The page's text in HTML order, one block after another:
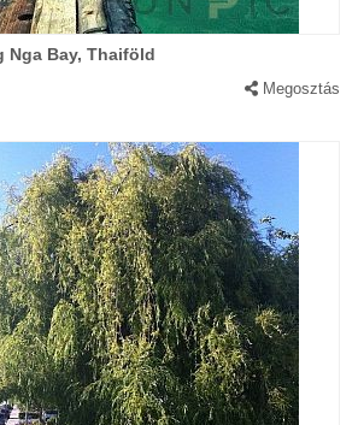
Nga Bay, Thaiföld
Megosztás